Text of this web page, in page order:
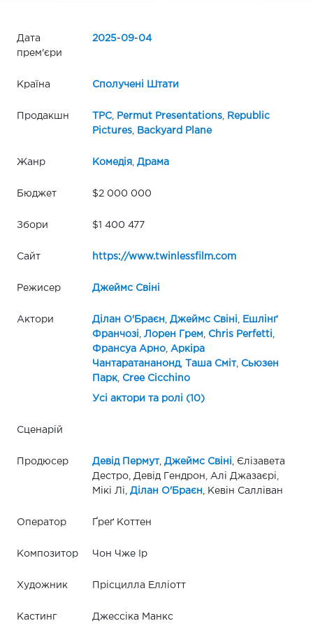
Дата
прем'єри
2025-09-04
Країна Сполучені Штати
Продакшн TPC, Permut Presentations,
Republic
Pictures, Backyard Plane
Жанр Комедія, Драма
Бюджет $2 000 000
Збори $1 400 477
Сайт https://www.twinlessfilm.com
Режисер Джеймс Свіні
Актори Ділан О'Браєн Джеймс Свіні
Ешлінґ
Франчозі
Лорен Грем, Chris Perfetti
Франсуа Арно,
Аркіра
Чантаратананонд, Таша Сміт, Сьюзен
Парк, Cree Cicchino
Усі актори та ролі (10)
Сценарій
Продюсер Девід Пермут, Джеймс Свіні , Єлізавета
Дестро, Девід Гендрон, Алі Джазаєрі,
Мікі Лі, Ділан О'Браєн , Кевін Салліван
Оператор Ґреґ Коттен
Композитор Чон Чже Ір
Художник Прісцилла Елліотт
Кастинг Джессіка Манкс